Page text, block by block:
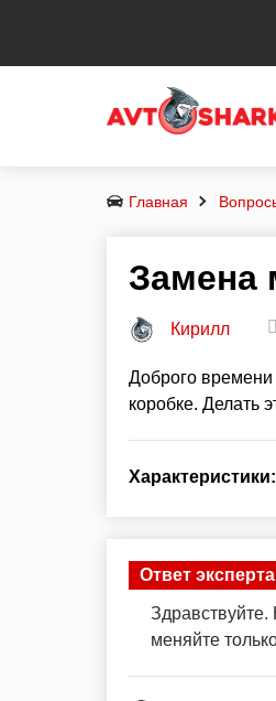
Главная
Замена
Кирилл
Доброго времени
коробке. Делать
Характеристики:
Ответ эксперта
меняйте